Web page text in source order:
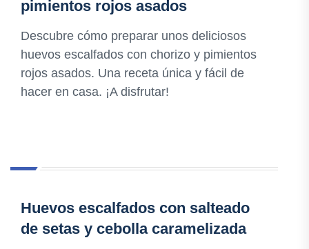
pimientos rojos asados
Descubre cómo preparar unos deliciosos
huevos escalfados con chorizo y pimientos
rojos asados. Una receta única y fácil de
hacer en casa. ¡A disfrutar!
Huevos escalfados con salteado
de setas y cebolla caramelizada